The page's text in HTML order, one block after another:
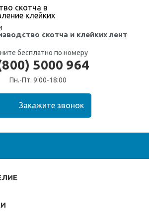
скотча и клейких лент
бесплатно по номеру
5000 964
Пн.-Пт. 9:00-18:00